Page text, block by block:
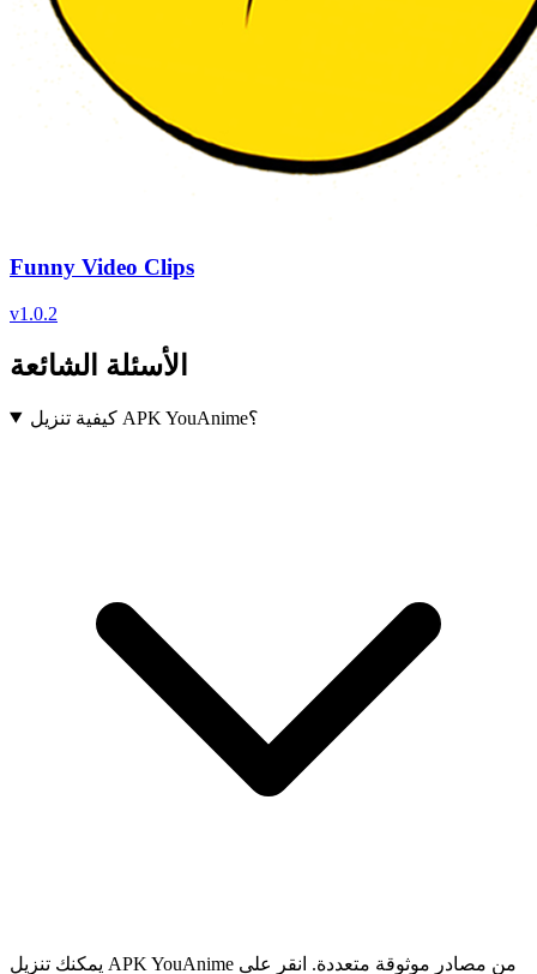
Funny Video Clips
v1.0.2
الأسئلة الشائعة
كيفية تنزيل APK YouAnime؟
يمكنك تنزيل APK YouAnime من مصادر موثوقة متعددة. انقر على